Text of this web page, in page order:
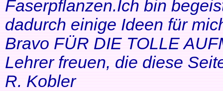
Faserpflanzen.Ich bin
dadurch einige Ideen für
Bravo FÜR DIE TOLLE
Lehrer freuen, die diese
R. Kobler